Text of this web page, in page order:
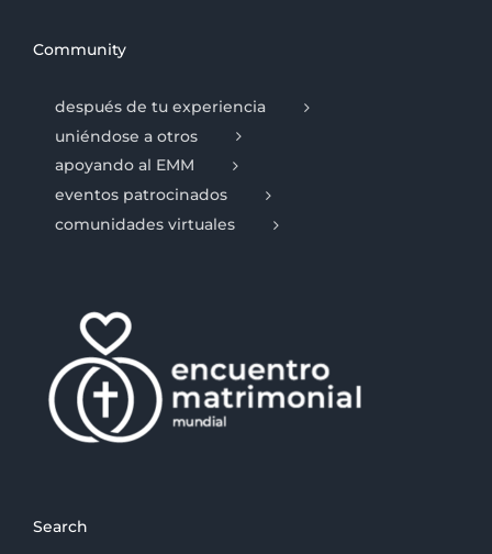
Community
después de tu experiencia
uniéndose a otros
apoyando al EMM
eventos patrocinados
comunidades virtuales
Search